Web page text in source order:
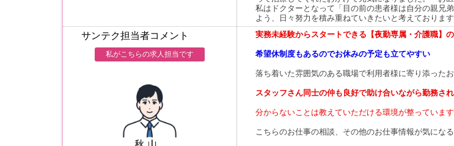
私はドクターとなって「目の前の患者様は自分の親兄
よう、日々努力を積み重ねていきたいと考えておりま
サンテク担当者コメント
私がこちらの求人担当です
実務未経験からスタートできる【夜勤専属・介護職】
希望休制度もあるのでお休みの予定も立てやすい
落ち着いた雰囲気のある職場で利用者様に寄り添った
スタッフさん同士の仲も良好で助け合いながら勤務さ
分からないことは教えていただける環境が整っていま
こちらのお仕事の相談、その他のお仕事情報が気にな